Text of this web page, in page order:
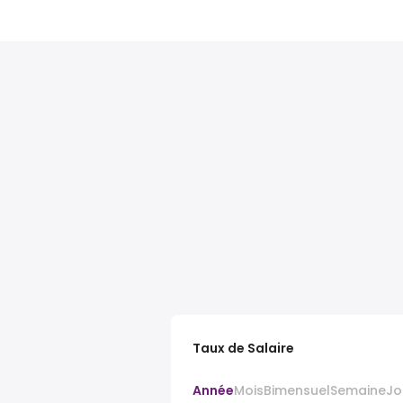
Taux de Salaire
AnnéeMoisBimensuelSemaine